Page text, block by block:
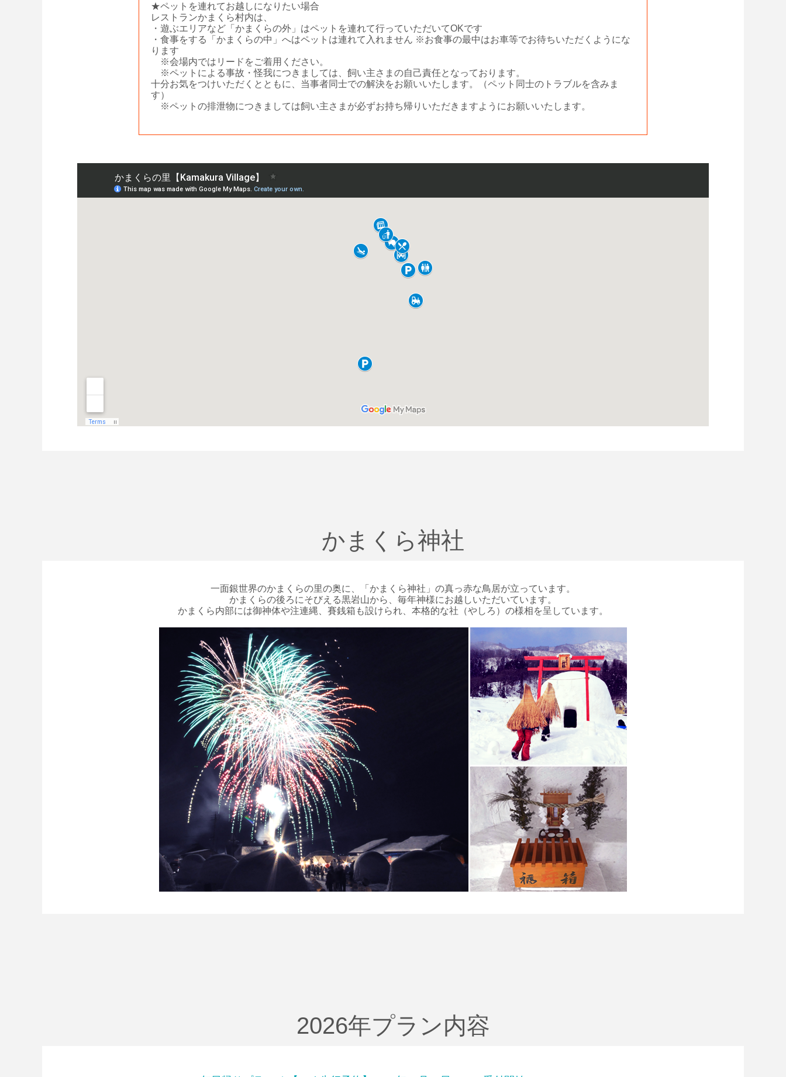
★ペットを連れてお越しになりたい場合
レストランかまくら村内は、
・遊ぶエリアなど「かまくらの外」はペットを連れて行っていただいてOKです
・食事をする「かまくらの中」へはペットは連れて入れません ※お食事の最中はお車等でお待ちいただくようにな
ります
※会場内ではリードをご着用ください。
※ペットによる事故・怪我につきましては、飼い主さまの自己責任となっております。
十分お気をつけいただくとともに、当事者同士での解決をお願いいたします。（ペット同士のトラブルを含みま
す）
※ペットの排泄物につきましては飼い主さまが必ずお持ち帰りいただきますようにお願いいたします。
かまくら神社
一面銀世界のかまくらの里の奥に、「かまくら神社」の真っ赤な鳥居が立っています。
かまくらの後ろにそびえる黒岩山から、毎年神様にお越しいただいています。
かまくら内部には御神体や注連縄、賽銭箱も設けられ、本格的な社（やしろ）の様相を呈しています。
2026年プラン内容